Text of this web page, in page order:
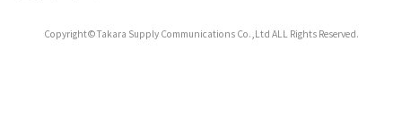
Copyright©Takara Supply Communications Co.,Ltd ALL Rights Reserved.